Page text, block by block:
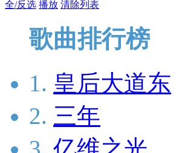
全/反选 播放 清除列表
歌曲排行榜
1. 皇后大道东
2. 三年